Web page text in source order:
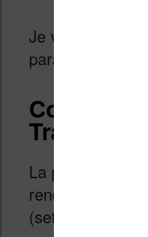
Je vais donc
paramétrage et
Translator
La première
rendre dans les
(settings) et